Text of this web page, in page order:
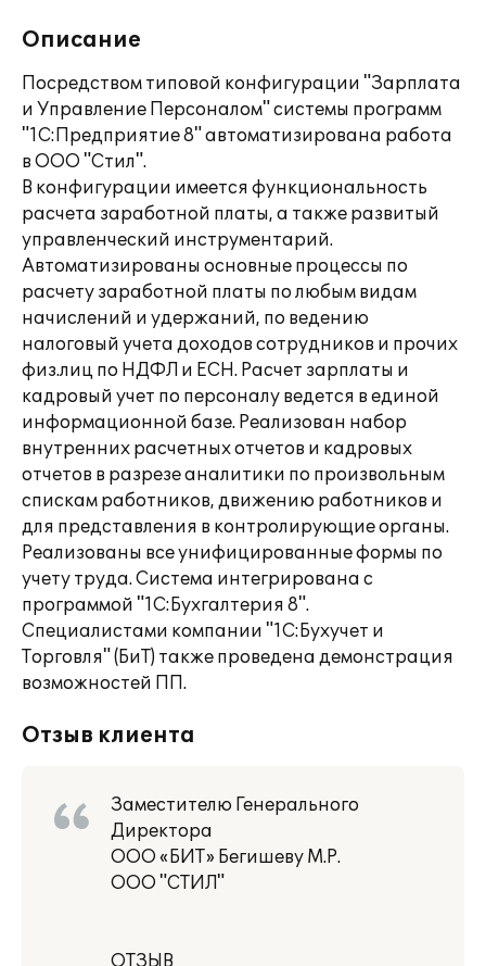
Описание
Посредством типовой конфигурации "Зарплата
и Управление Персоналом" системы программ
"1С:Предприятие 8" автоматизирована работа
в ООО "Стил".
В конфигурации имеется функциональность
расчета заработной платы, а также развитый
управленческий инструментарий.
Автоматизированы основные процессы по
расчету заработной платы по любым видам
начислений и удержаний, по ведению
налоговый учета доходов сотрудников и прочих
физ.лиц по НДФЛ и ЕСН. Расчет зарплаты и
кадровый учет по персоналу ведется в единой
информационной базе. Реализован набор
внутренних расчетных отчетов и кадровых
отчетов в разрезе аналитики по произвольным
спискам работников, движению работников и
для представления в контролирующие органы.
Реализованы все унифицированные формы по
учету труда. Система интегрирована с
программой "1С:Бухгалтерия 8".
Специалистами компании "1С:Бухучет и
Торговля" (БиТ) также проведена демонстрация
возможностей ПП.
Отзыв клиента
Заместителю Генерального
Директора
ООО «БИТ» Бегишеву М.Р.
ООО "СТИЛ"
ОТЗЫВ